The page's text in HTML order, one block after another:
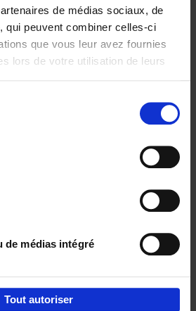
de médias sociaux, de
qui peuvent combiner celles-ci
que vous leur avez fournies
lors de votre utilisation de leurs
de médias intégré
Tout autoriser
29,99
marketing like a PRO -
revised edition (EN)